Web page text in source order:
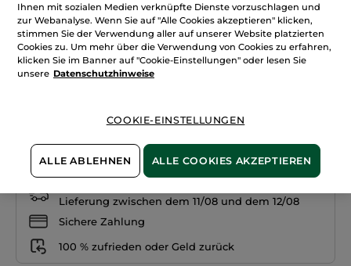
anzeigen.
Foundation
Super
Mat
Gold 300
+18
Lieferung zwischen dem 11/08 und dem 12/08
Sichere Zahlung
100 % zufrieden oder Geld zurück
Ihnen mit sozialen Medien verknüpfte Dienste vorzuschlagen und
zur Webanalyse. Wenn Sie auf "Alle Cookies akzeptieren" klicken,
stimmen Sie der Verwendung aller auf unserer Website platzierten
Cookies zu. Um mehr über die Verwendung von Cookies zu erfahren,
klicken Sie im Banner auf "Cookie-Einstellungen" oder lesen Sie
unsere Datenschutzhinweise
COOKIE-EINSTELLUNGEN
ALLE ABLEHNEN ALLE COOKIES AKZEPTIEREN